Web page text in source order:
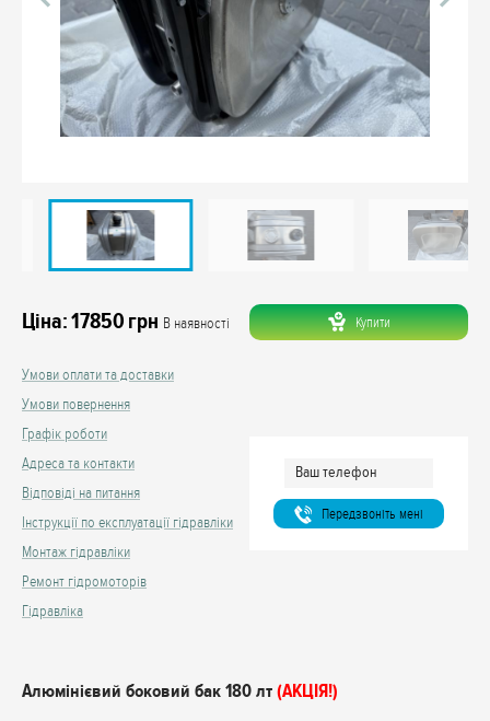
Ціна:17850 грн В наявності Купити
Умови оплати та доставки
Умови повернення
Графік роботи
Адреса та контакти
Відповіді на питання
Інструкції по експлуатації гідравліки
Монтаж гідравліки
Ремонт гідромоторів
Гідравліка
Передзвонiть менi
Алюмінієвий боковий бак 180 лт (АКЦІЯ!)